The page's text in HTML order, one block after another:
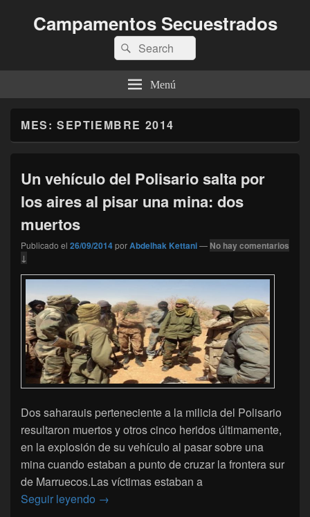
Campamentos Secuestrados
Buscar
por:
Buscar
Menú
MES: SEPTIEMBRE 2014
Un vehículo del Polisario salta por
los aires al pisar una mina: dos
muertos
Publicado el 26/09/2014porAbdelhak Kettani— No hay comentarios
↓
Dos saharauis perteneciente a la milicia del Polisario
resultaron muertos y otros cinco heridos últimamente,
en la explosión de su vehículo al pasar sobre una
mina cuando estaban a punto de cruzar la frontera sur
de Marruecos.Las víctimas estaban a
Seguir leyendo Un vehículo del Polisario salta por los
→